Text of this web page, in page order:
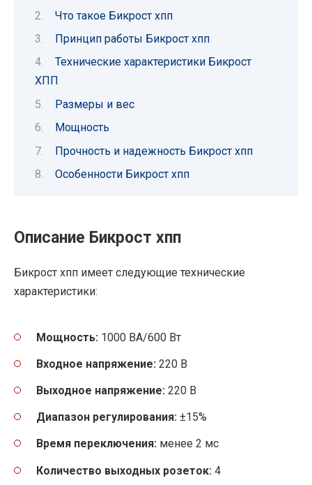
Что такое Бикрост хпп
Принцип работы Бикрост хпп
Технические характеристики Бикрост
ХПП
Размеры и вес
Мощность
Прочность и надежность Бикрост хпп
Особенности Бикрост хпп
Описание Бикрост хпп
Бикрост хпп имеет следующие технические
характеристики:
Мощность: 1000 ВА/600 Вт
Входное напряжение: 220 В
Выходное напряжение: 220 В
Диапазон регулирования: ±15%
Время переключения: менее 2 мс
Количество выходных розеток: 4